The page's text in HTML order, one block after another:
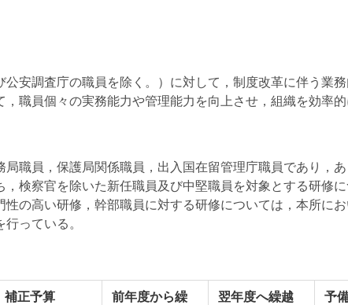
安調査庁の職員を除く。）に対して，制度改革に伴う業
職員個々の実務能力や管理能力を向上させ，組織を効率
職員，保護局関係職員，出入国在留管理庁職員であり，
検察官を除いた新任職員及び中堅職員を対象とする研修
の高い研修，幹部職員に対する研修については，本所に
っている。
補正予算
前年度から繰
翌年度へ繰越
予